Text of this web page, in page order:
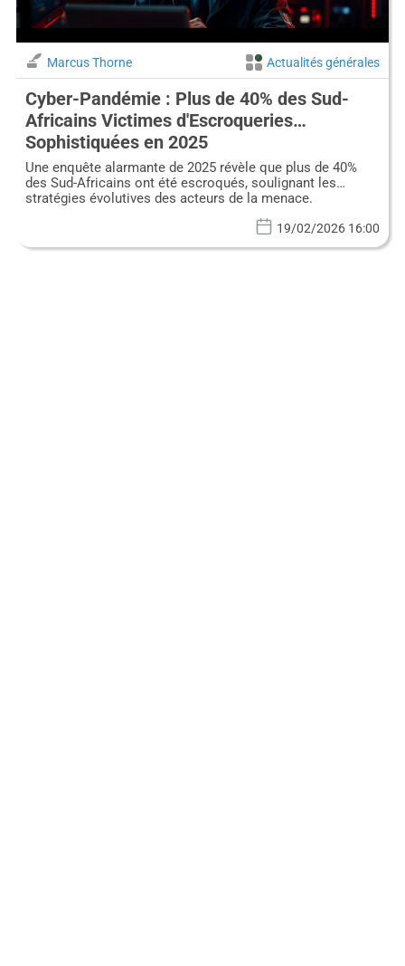
Marcus Thorne Actualités générales
Cyber-Pandémie : Plus de 40% des Sud-
Africains Victimes d'Escroqueries
Sophistiquées en 2025
Une enquête alarmante de 2025 révèle que plus de 40%
des Sud-Africains ont été escroqués, soulignant les
stratégies évolutives des acteurs de la menace.
19/02/2026 16:00